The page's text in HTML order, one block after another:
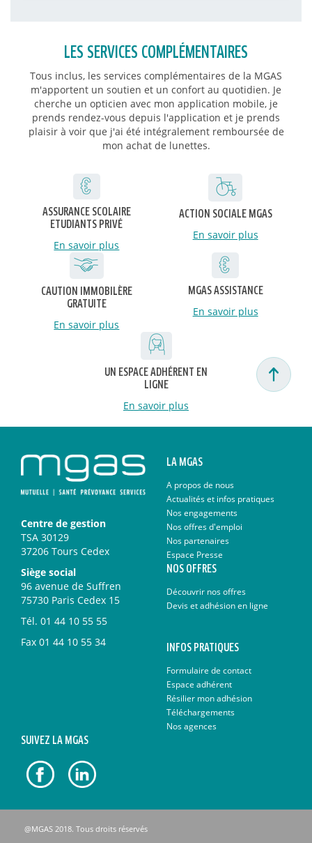
LES SERVICES COMPLÉMENTAIRES
Tous inclus, les services complémentaires de la MGAS
m'apportent un soutien et un confort au quotidien. Je
cherche un opticien avec mon application mobile, je
prends rendez-vous depuis l'application et je prends
plaisir à voir que j'ai été intégralement remboursée de
mon achat de lunettes.
ASSURANCE SCOLAIRE
ETUDIANTS PRIVÉ
En savoir plus
ACTION SOCIALE MGAS
En savoir plus
CAUTION IMMOBILÈRE
GRATUITE
En savoir plus
MGAS ASSISTANCE
En savoir plus
UN ESPACE ADHÉRENT EN
LIGNE
En savoir plus
Centre de gestion
TSA 30129
37206 Tours Cedex
Siège social
96 avenue de Suffren
75730 Paris Cedex 15
Tél. 01 44 10 55 55
Fax 01 44 10 55 34
LA MGAS
A propos de nous
Actualités et infos pratiques
Nos engagements
Nos offres d'emploi
Nos partenaires
Espace Presse
NOS OFFRES
Découvrir nos offres
Devis et adhésion en ligne
INFOS PRATIQUES
Formulaire de contact
Espace adhérent
Résilier mon adhésion
Téléchargements
Nos agences
SUIVEZ LA MGAS
@MGAS 2018. Tous droits réservés